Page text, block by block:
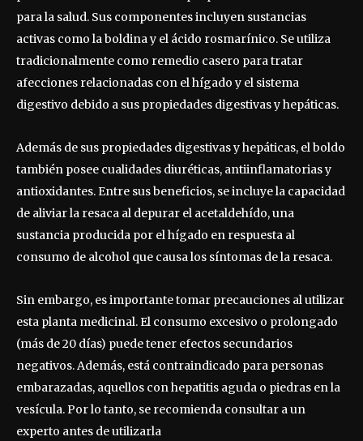
para la salud. Sus componentes incluyen sustancias
activas como la boldina y el ácido rosmarínico. Se utiliza
tradicionalmente como remedio casero para tratar
afecciones relacionadas con el hígado y el sistema
digestivo debido a sus propiedades digestivas y hepáticas.
Además de sus propiedades digestivas y hepáticas, el boldo
también posee cualidades diuréticas, antiinflamatorias y
antioxidantes. Entre sus beneficios, se incluye la capacidad
de aliviar la resaca al depurar el acetaldehído, una
sustancia producida por el hígado en respuesta al
consumo de alcohol que causa los síntomas de la resaca.
Sin embargo, es importante tomar precauciones al utilizar
esta planta medicinal. El consumo excesivo o prolongado
(más de 20 días) puede tener efectos secundarios
negativos. Además, está contraindicado para personas
embarazadas, aquellos con hepatitis aguda o piedras en la
vesícula. Por lo tanto, se recomienda consultar a un
experto antes de utilizarla